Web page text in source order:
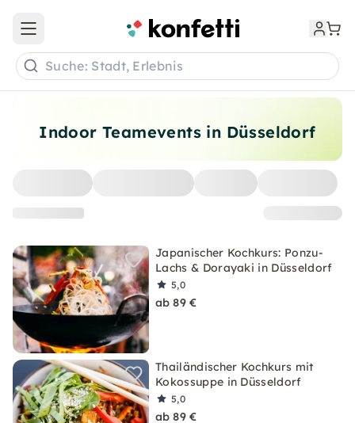
Indoor Teamevents in Düsseldorf
Japanischer Kochkurs: Ponzu-
Lachs & Dorayaki in Düsseldorf
5,0
ab 89 €
Thailändischer Kochkurs mit
Kokossuppe in Düsseldorf
5,0
ab 89 €
Open main menu
Suche: Stadt, Erlebnis